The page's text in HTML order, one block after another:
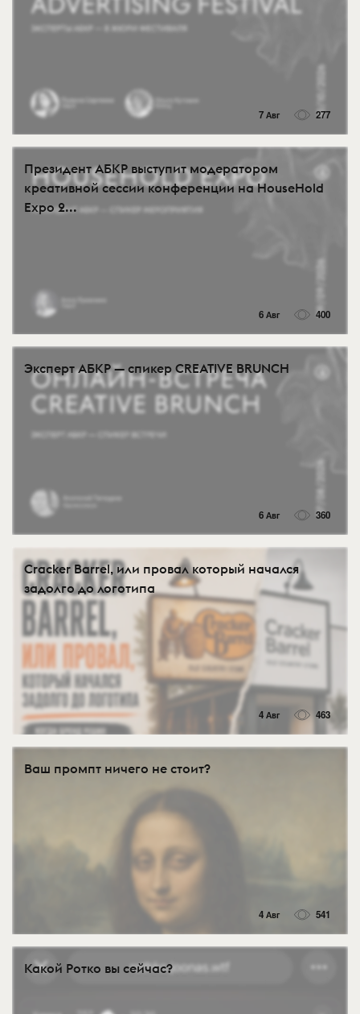
7 Авг 277
Президент АБКР выступит модератором
креативной сессии конференции на HouseHold
Expo 2...
6 Авг 400
Эксперт АБКР — спикер CREATIVE BRUNCH
6 Авг 360
Cracker Barrel, или провал который начался
задолго до логотипа
4 Авг 463
Ваш промпт ничего не стоит?
4 Авг 541
Какой Ротко вы сейчас?